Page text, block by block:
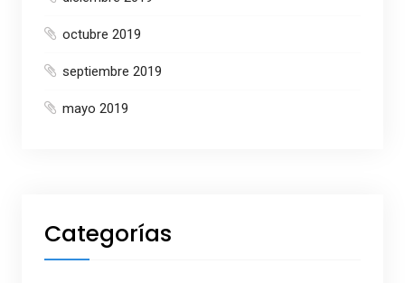
octubre 2019
septiembre 2019
mayo 2019
Categorías